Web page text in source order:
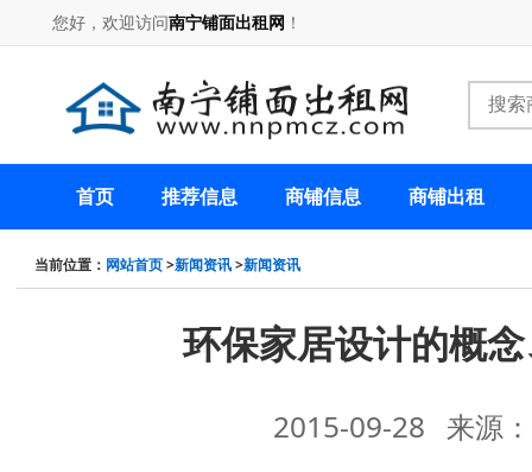
您好，欢迎访问南宁铺面出租网 ！
首页 推荐信息 商铺信息 商铺出租
当前位置： 网站首页>新闻资讯>新闻资讯
环保家居设计的概
2015-09-28 来源